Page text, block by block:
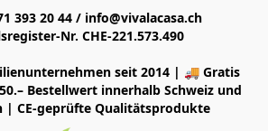
393 20 44 / info@vivalacasa.ch
Nr. CHE-221.573.490
seit 2014 | 🚚 Gratis
Bestellwert innerhalb Schweiz und
| CE-geprüfte Qualitätsprodukte